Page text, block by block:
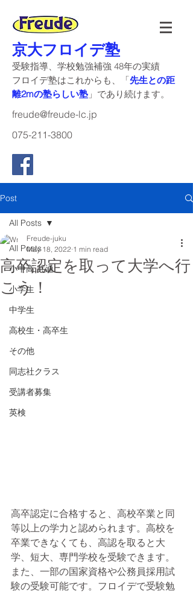
京大フロイデ塾
受験指導、学校勉強補強 48年の実績
​フロイデ塾はこれからも、「先生との距
離2mの塾らしい塾 」であり続けます。
freude@freude-lc.jp
075-211-3800
Post
All Posts
小中高 共通
小学生
中学生
高校生・高卒生
その他
同志社クラス
受講者募集
英検
All Posts
高卒認定を取って大学へ行
こう！
Freude-juku
May 18, 2022 1 min read
高卒認定に合格すると、高校卒業と同
等以上の学力と認められます。高校を
卒業できなくても、高認を取ると大
学、短大、専門学校を受験できます。
また、一部の国家資格や公務員採用試
験の受験可能です。フロイデで受験勉